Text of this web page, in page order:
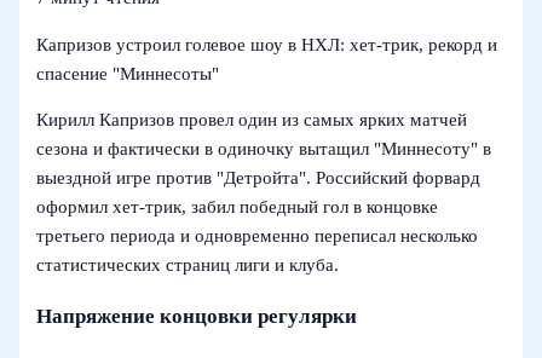
Капризов устроил голевое шоу в НХЛ: хет-трик, рекорд и
спасение "Миннесоты"
Кирилл Капризов провел один из самых ярких матчей
сезона и фактически в одиночку вытащил "Миннесоту" в
выездной игре против "Детройта". Российский форвард
оформил хет-трик, забил победный гол в концовке
третьего периода и одновременно переписал несколько
статистических страниц лиги и клуба.
Напряжение концовки регулярки